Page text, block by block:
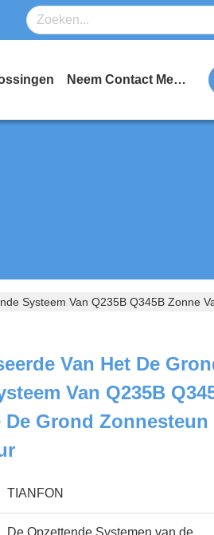
Neem Contact Met Ons Op
Systeem Van Q235B Q345B Zonne
Van Het De
Van Q235B
De Grond Zonnesteun
TIANFON
De Opzettende Systemen van de